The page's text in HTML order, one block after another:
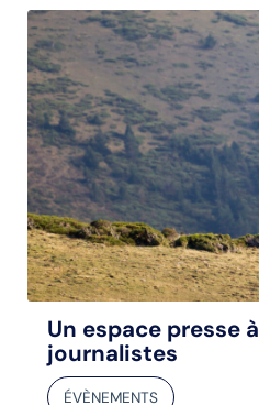
Un espace presse
journalistes
ÉVÈNEMENTS